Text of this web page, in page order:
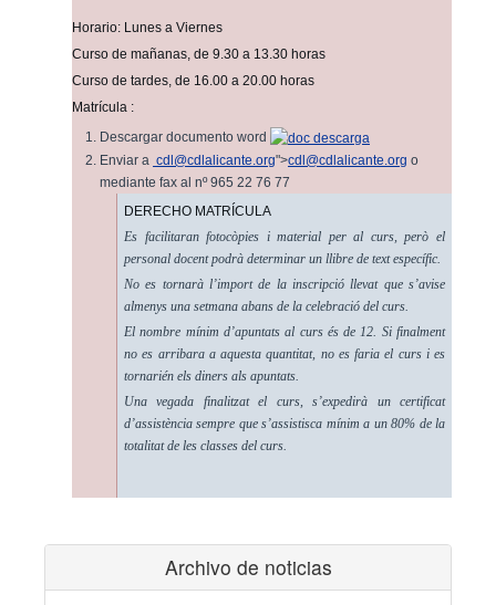
Horario: Lunes a Viernes
Curso de mañanas, de 9.30 a 13.30 horas
Curso de tardes, de 16.00 a 20.00 horas
Matrícula :
Descargar documento word
Enviar a cdl@cdlalicante.org">cdl@cdlalicante.org o
mediante fax al nº 965 22 76 77
DERECHO MATRÍCULA
Es facilitaran fotocòpies i material per al curs, però el
personal docent podrà determinar un llibre de text específic.
No es tornarà l’import de la inscripció llevat que s’avise
almenys una setmana abans de la celebració del curs.
El nombre mínim d’apuntats al curs és de 12. Si finalment
no es arribara a aquesta quantitat, no es faria el curs i es
tornarién els diners als apuntats.
Una vegada finalitzat el curs, s’expedirà un certificat
d’assistència sempre que s’assistisca mínim a un 80% de la
totalitat de les classes del curs.
Archivo de noticias